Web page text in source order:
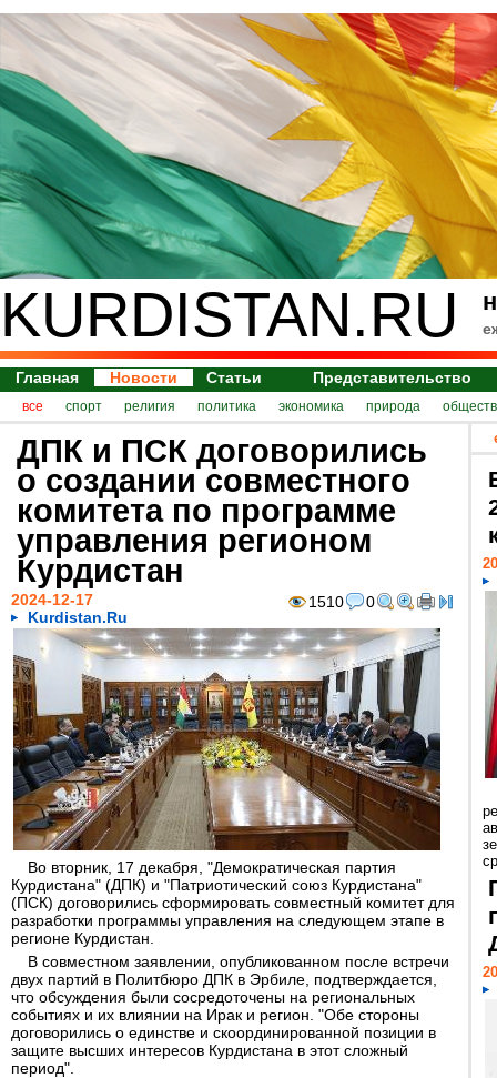
KURDISTAN.RU
Главная Новости Статьи Представительство
все спорт религия политика экономика природа
ДПК и ПСК договорились
о создании совместного
комитета по программе
управления регионом
Курдистан
1510 0
2024-12-17
Kurdistan.Ru
Во вторник, 17 декабря, "Демократическая партия
Курдистана" (ДПК) и "Патриотический союз Курдистана"
(ПСК) договорились сформировать совместный комитет для
разработки программы управления на следующем этапе в
регионе Курдистан.
В совместном заявлении, опубликованном после встречи
двух партий в Политбюро ДПК в Эрбиле, подтверждается,
что обсуждения были сосредоточены на региональных
событиях и их влиянии на Ирак и регион. "Обе стороны
договорились о единстве и скоординированной позиции в
защите высших интересов Курдистана в этот сложный
период".